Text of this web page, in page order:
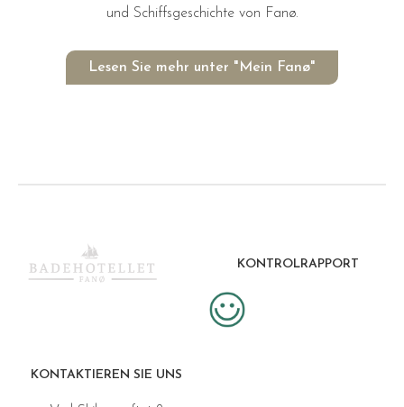
und Schiffsgeschichte von Fanø.
Lesen Sie mehr unter "Mein Fanø"
KONTAKTIEREN SIE UNS
KONTROLRAPPORT